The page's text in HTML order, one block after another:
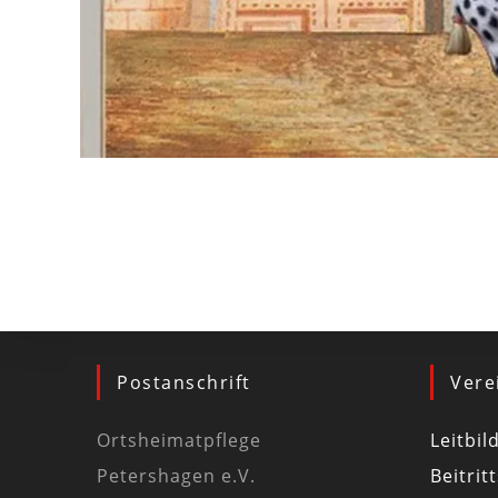
Postanschrift
Ortsheimatpflege
Petershagen e.V.